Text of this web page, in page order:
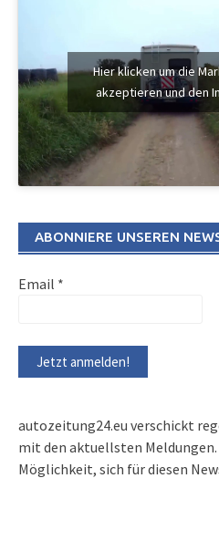
Hier klicken um die
akzeptieren und den
ABONNIERE UNSEREN
Email *
autozeitung24.eu verschickt
mit den aktuellsten Meldungen.
Möglichkeit, sich für diesen